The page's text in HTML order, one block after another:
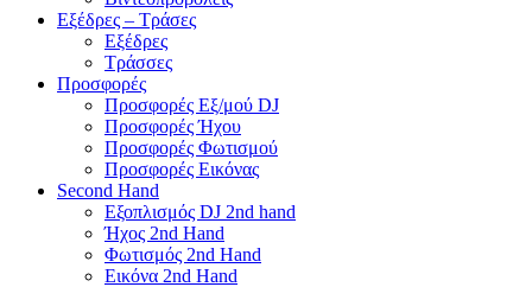
Εξέδρες – Τράσες
Εξέδρες
Τράσσες
Προσφορές
Προσφορές Εξ/μού DJ
Προσφορές Ήχου
Προσφορές Φωτισμού
Προσφορές Εικόνας
Second Hand
Εξοπλισμός DJ 2nd hand
Ήχος 2nd Hand
Φωτισμός 2nd Hand
Εικόνα 2nd Hand